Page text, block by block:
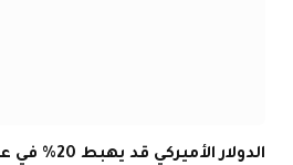
الدولار الأميركي قد يهبط 20% في عام 2021